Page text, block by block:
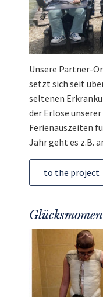
Unsere Partner-
setzt sich seit
seltenen
der Erlöse
Ferienauszeiten
Jahr geht es z.B.
to the project